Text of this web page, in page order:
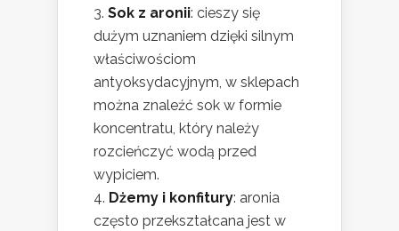
Sok z aronii: cieszy się
dużym uznaniem dzięki silnym
właściwościom
antyoksydacyjnym, w sklepach
można znaleźć sok w formie
koncentratu, który należy
rozcieńczyć wodą przed
wypiciem.
Dżemy i konfitury: aronia
często przekształcana jest w